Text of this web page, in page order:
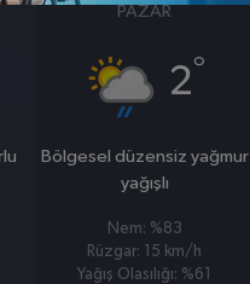
PAZAR
2°
Bölgesel düzensiz yağmur
yağışlı
Nem: %83
Rüzgar: 15 km/h
Yağış Olasılığı: %61